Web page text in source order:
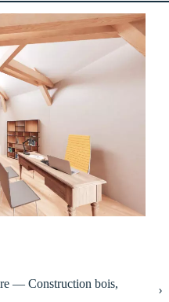
— Construction bois,